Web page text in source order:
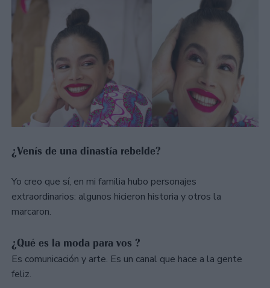
¿Venís de una dinastía rebelde?
Yo creo que sí, en mi familia hubo personajes
extraordinarios: algunos hicieron historia y otros la
marcaron.
¿Qué es la moda para vos ?
Es comunicación y arte. Es un canal que hace a la gente
feliz.